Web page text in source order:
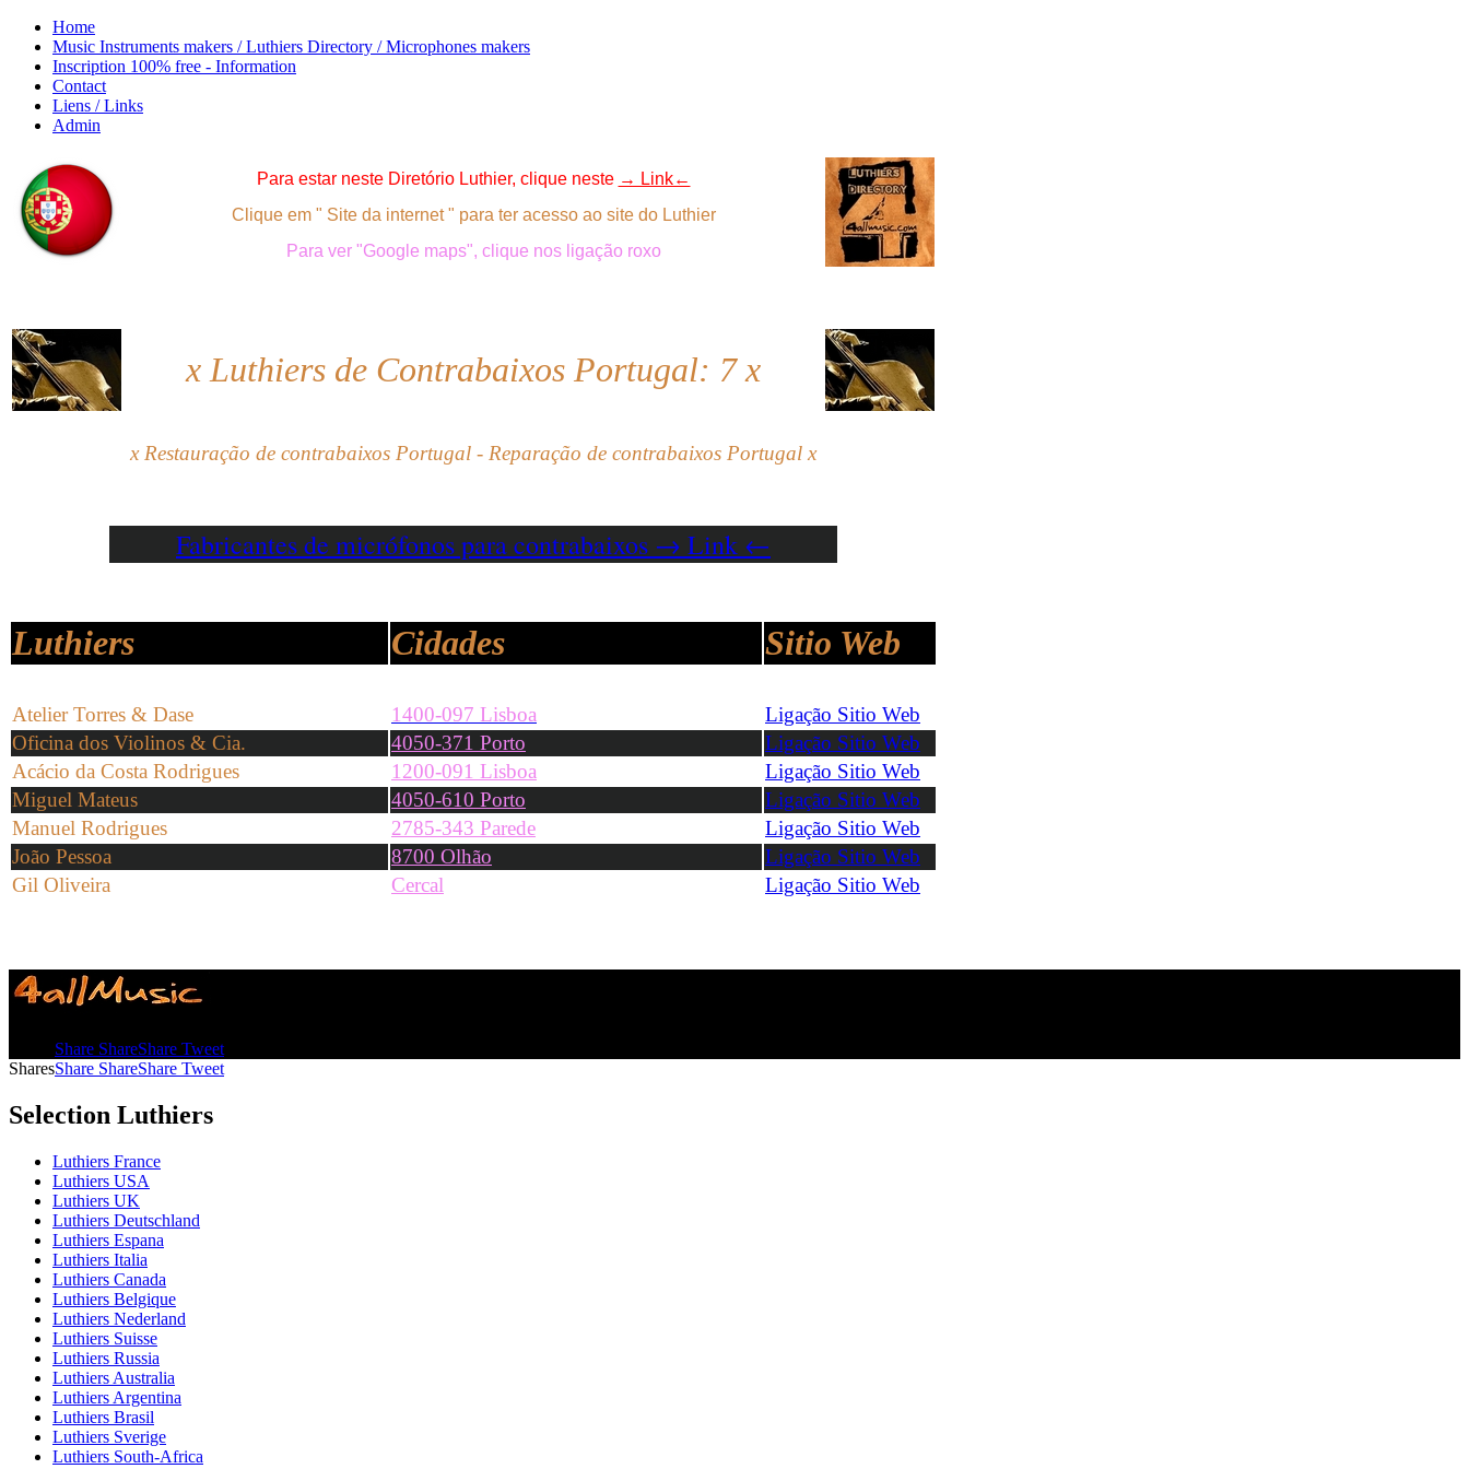
Home
Music Instruments makers / Luthiers Directory / Microphones makers
Inscription 100% free - Information
Contact
Liens / Links
Admin
Para estar neste Diretório Luthier, clique neste → Link←
Clique em " Site da internet " para ter acesso ao site do Luthier
Para ver "Google maps", clique nos ligação roxo
x Luthiers de Contrabaixos Portugal: 7x
x Restauração de contrabaixos Portugal - Reparação de contrabaixos Portugal x
Fabricantes de micrófonos para contrabaixos → Link ←
Luthiers Cidades Sitio Web
Atelier Torres & Dase 1400-097 Lisboa
Ligação Sitio Web
Oficina dos Violinos & Cia.
4050-371 Porto
Ligação Sitio Web
Acácio da Costa Rodrigues
1200-091 Lisboa
Ligação Sitio Web
Miguel Mateus
4050-610 Porto
Ligação Sitio Web
Manuel Rodrigues
2785-343 Parede
Ligação Sitio Web
João Pessoa
8700 Olhão
Ligação Sitio Web
Gil Oliveira
Cercal Ligação Sitio Web
Share ShareShare Tweet
SharesShare ShareShare Tweet
Selection Luthiers
Luthiers France
Luthiers USA
Luthiers UK
Luthiers Deutschland
Luthiers Espana
Luthiers Italia
Luthiers Canada
Luthiers Belgique
Luthiers Nederland
Luthiers Suisse
Luthiers Russia
Luthiers Australia
Luthiers Argentina
Luthiers Brasil
Luthiers Sverige
Luthiers South-Africa